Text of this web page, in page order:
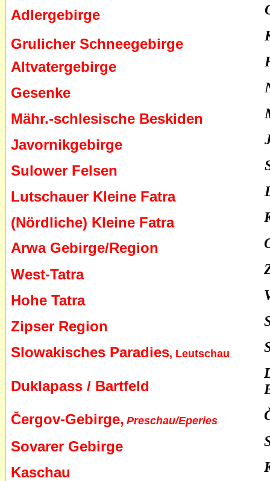
Adlergebirge
Grulicher Schneegebirge
Altvatergebirge
Gesenke
Mähr.-schlesische Beskiden
Javornikgebirge
Sulower Felsen
Lutschauer Kleine Fatra
(Nördliche) Kleine Fatra
Arwa Gebirge/Region
West-Tatra
Hohe Tatra
Zipser Region
Slowakisches Paradies, Leutschau
Duklapass / Bartfeld
Čergov-Gebirge, Preschau/Eperies
Sovarer Gebirge
Kaschau